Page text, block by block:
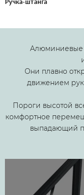
Алюминиевые
Они плавно
движением
Пороги высотой
комфортное
выпадающий